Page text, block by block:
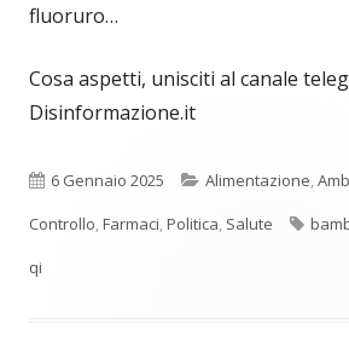
fluoruro…
Cosa aspetti, unisciti al canale
Disinformazione.it
Pubblicato
6 Gennaio 2025 Categorie
Alimentazione,
Controllo,Farmaci,Politica, Salute Tag
qi